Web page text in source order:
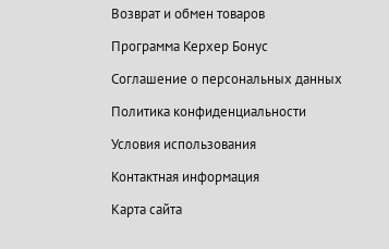
Возврат и обмен товаров
Программа Керхер Бонус
Соглашение о персональных данных
Политика конфиденциальности
Условия использования
Контактная информация
Карта сайта